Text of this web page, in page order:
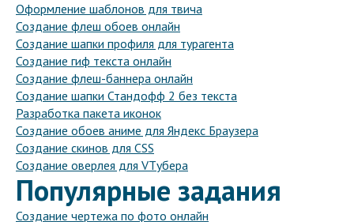
Оформление шаблонов для твича
Создание флеш обоев онлайн
Создание шапки профиля для турагента
Создание гиф текста онлайн
Создание флеш-баннера онлайн
Создание шапки Стандофф 2 без текста
Разработка пакета иконок
Создание обоев аниме для Яндекс Браузера
Создание скинов для CSS
Создание оверлея для VTубера
Популярные задания
Создание чертежа по фото онлайн